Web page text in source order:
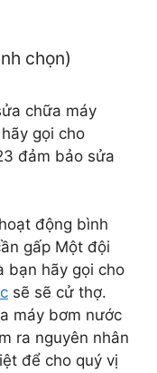
chọn)
chữa máy
gọi cho
đảm bảo sửa
động bình
gấp Một đội
bạn hãy gọi cho
sẽ sẽ cử thợ.
máy bơm nước
ra nguyên nhân
để cho quý vị